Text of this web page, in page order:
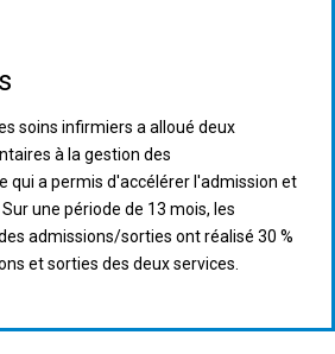
soins infirmiers a alloué deux
à la gestion des
qui a permis d'accélérer l'admission et
une période de 13 mois, les
admissions/sorties ont réalisé 30 %
et sorties des deux services.